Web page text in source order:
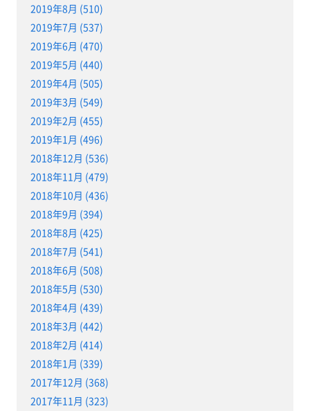
2019年8月 (510)
2019年7月 (537)
2019年6月 (470)
2019年5月 (440)
2019年4月 (505)
2019年3月 (549)
2019年2月 (455)
2019年1月 (496)
2018年12月 (536)
2018年11月 (479)
2018年10月 (436)
2018年9月 (394)
2018年8月 (425)
2018年7月 (541)
2018年6月 (508)
2018年5月 (530)
2018年4月 (439)
2018年3月 (442)
2018年2月 (414)
2018年1月 (339)
2017年12月 (368)
2017年11月 (323)